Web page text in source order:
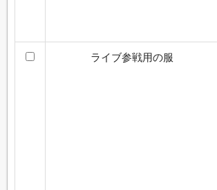
ライブ参戦用の服